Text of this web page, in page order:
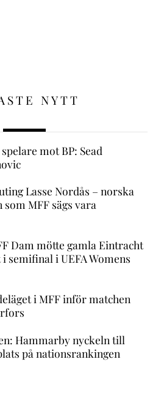
NYTT
mot BP: Sead
Lasse Nordås – norska
MFF sägs vara
Dam mötte gamla Eintracht
semifinal i UEFA Womens
i MFF inför matchen
Hammarby nyckeln till
på nationsrankingen